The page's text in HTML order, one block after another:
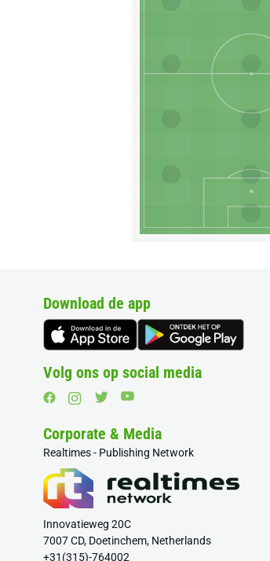
Download de app
Volg ons op social media
Corporate & Media
Realtimes - Publishing Network
Innovatieweg 20C
7007 CD, Doetinchem, Netherlands
+31(315)-764002